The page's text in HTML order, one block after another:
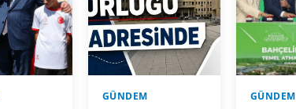
GÜNDEM GÜNDEM